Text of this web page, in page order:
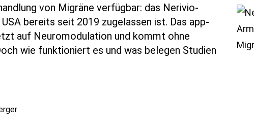
von Migräne verfügbar: das Nerivio-
bereits seit 2019 zugelassen ist. Das app-
auf Neuromodulation und kommt ohne
wie funktioniert es und was belegen Studien